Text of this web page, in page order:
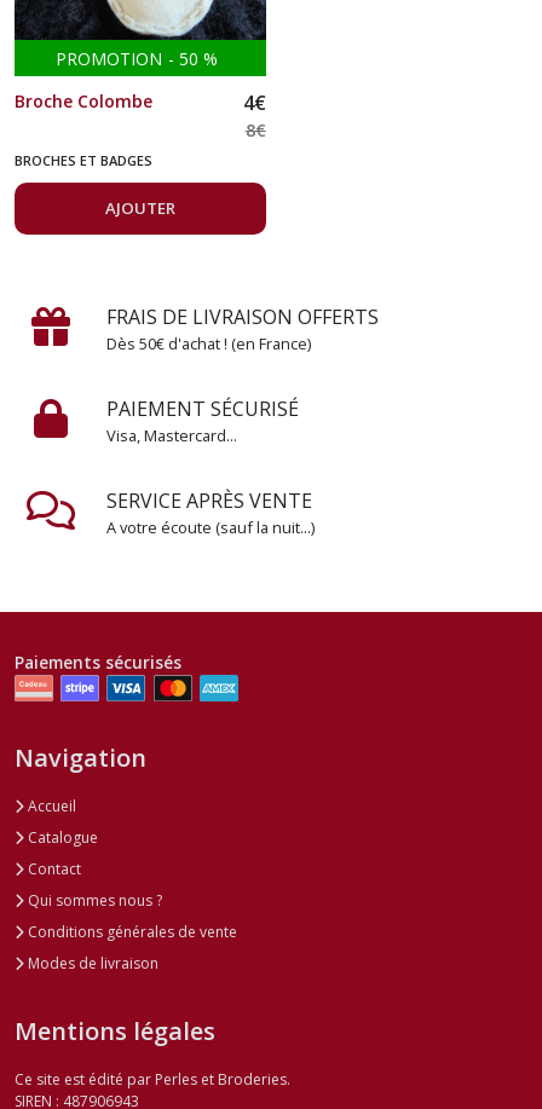
PROMOTION - 50 %
Broche Colombe
4€
8€
BROCHES ET BADGES
AJOUTER
FRAIS DE LIVRAISON OFFERTS
Dès 50€ d'achat ! (en France)
PAIEMENT SÉCURISÉ
Visa, Mastercard...
SERVICE APRÈS VENTE
A votre écoute (sauf la nuit...)
Paiements sécurisés
Navigation
Accueil
Catalogue
Contact
Qui sommes nous ?
Conditions générales de vente
Modes de livraison
Mentions légales
Ce site est édité par Perles et Broderies.
SIREN : 487906943